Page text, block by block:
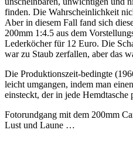
finden. Die Wahrscheinlichkeit
Aber in diesem Fall fand sich
200mm 1:4.5 aus dem
Lederköcher für 12 Euro. Die
war zu Staub zerfallen, aber das
Die Produktionszeit-bedingte
leicht umgangen, indem man
einsteckt, der in jede Hemdtasche
Fotorundgang mit dem 200mm
Lust und Laune …